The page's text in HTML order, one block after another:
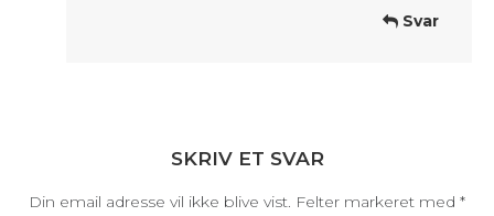
Svar
SKRIV ET SVAR
Din email adresse vil ikke blive vist. Felter markeret med *